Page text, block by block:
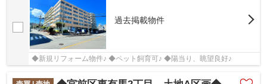
過去掲載物件
◆新規リフォーム物件♪ ◆ペット飼育可♪ ◆陽当り、眺望良好♪